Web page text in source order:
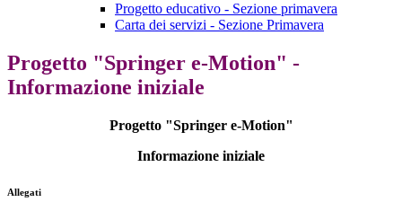
Progetto educativo - Sezione primavera
Carta dei servizi - Sezione Primavera
Progetto "Springer e-Motion" -
Informazione iniziale
Progetto "Springer e-Motion"
Informazione iniziale
Allegati